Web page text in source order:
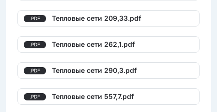
.PDF Тепловые сети 209,33.pdf
.PDF Тепловые сети 262,1.pdf
.PDF Тепловые сети 290,3.pdf
.PDF Тепловые сети 557,7.pdf